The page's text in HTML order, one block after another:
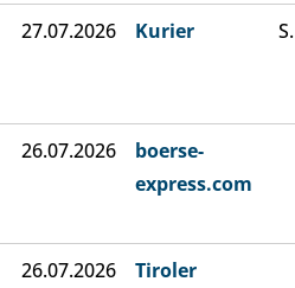
27.07.2026 Kurier
26.07.2026
boerse-
express.com
26.07.2026
Tiroler